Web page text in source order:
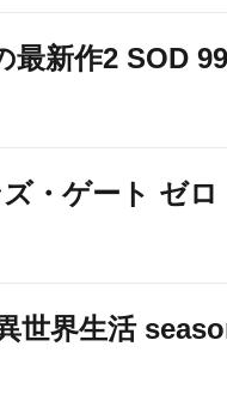
最新作2 SOD
・ゲート ゼロ
世界生活